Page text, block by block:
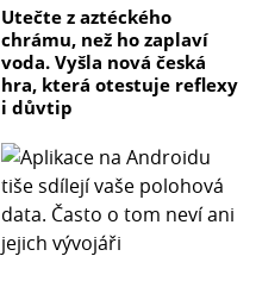
Utečte z aztéckého
chrámu, než ho zaplaví
voda. Vyšla nová česká
hra, která otestuje reflexy
i důvtip